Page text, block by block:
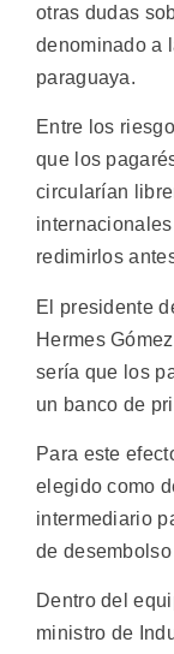
otras dudas
denominado a
paraguaya.
Entre los
que los
circularían
redimirlos
El presidente
Hermes
sería que los
un banco de
Para este
elegido como
intermediario
de
Dentro del
ministro de